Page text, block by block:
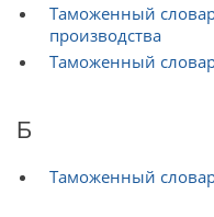
Таможенный
производства
Таможенный
Б
Таможенный